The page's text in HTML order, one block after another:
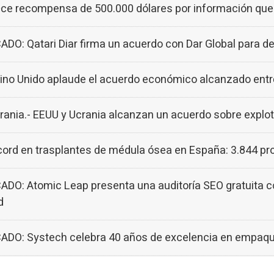
recompensa de 500.000 dólares por información
Qatari Diar firma un acuerdo con Dar Global para
Unido aplaude el acuerdo económico alcanzado
EEUU y Ucrania alcanzan un acuerdo sobre
en trasplantes de médula ósea en España: 3.844
Atomic Leap presenta una auditoría SEO
Systech celebra 40 años de excelencia en